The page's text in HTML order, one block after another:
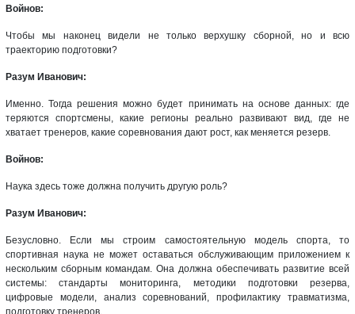
Войнов:
Чтобы мы наконец видели не только верхушку сборной, но и всю
траекторию подготовки?
Разум Иванович:
Именно. Тогда решения можно будет принимать на основе данных: где
теряются спортсмены, какие регионы реально развивают вид, где не
хватает тренеров, какие соревнования дают рост, как меняется резерв.
Войнов:
Наука здесь тоже должна получить другую роль?
Разум Иванович:
Безусловно. Если мы строим самостоятельную модель спорта, то
спортивная наука не может оставаться обслуживающим приложением к
нескольким сборным командам. Она должна обеспечивать развитие всей
системы: стандарты мониторинга, методики подготовки резерва,
цифровые модели, анализ соревнований, профилактику травматизма,
подготовку тренеров.